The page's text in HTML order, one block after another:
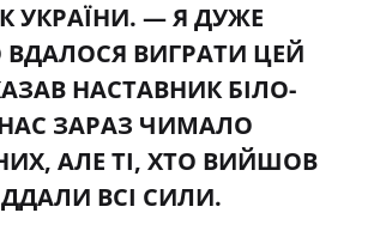
УКРАЇНИ. — Я ДУЖЕ
ВИГРАТИ ЦЕЙ
НАСТАВНИК БІЛО-
ЗАРАЗ ЧИМАЛО
АЛЕ ТІ, ХТО ВИЙШОВ
ВСІ СИЛИ.